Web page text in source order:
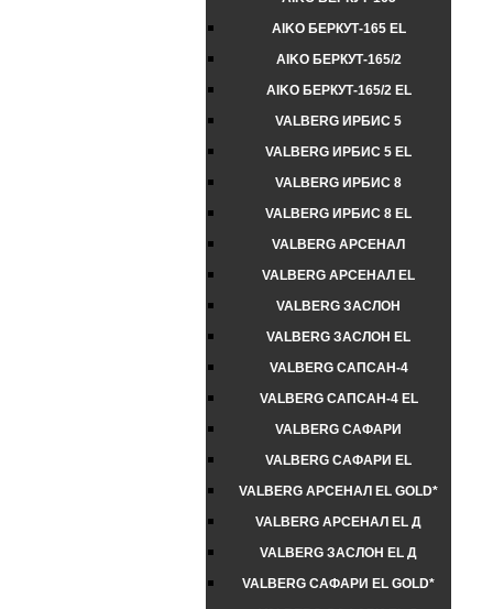
AIKO БЕРКУТ-165 EL
AIKO БЕРКУТ-165/2
AIKO БЕРКУТ-165/2 EL
VALBERG ИРБИС 5
VALBERG ИРБИС 5 EL
VALBERG ИРБИС 8
VALBERG ИРБИС 8 EL
VALBERG АРСЕНАЛ
VALBERG АРСЕНАЛ EL
VALBERG ЗАСЛОН
VALBERG ЗАСЛОН EL
VALBERG САПСАН-4
VALBERG САПСАН-4 EL
VALBERG САФАРИ
VALBERG САФАРИ EL
VALBERG АРСЕНАЛ EL GOLD*
VALBERG АРСЕНАЛ EL Д
VALBERG ЗАСЛОН EL Д
VALBERG САФАРИ EL GOLD*